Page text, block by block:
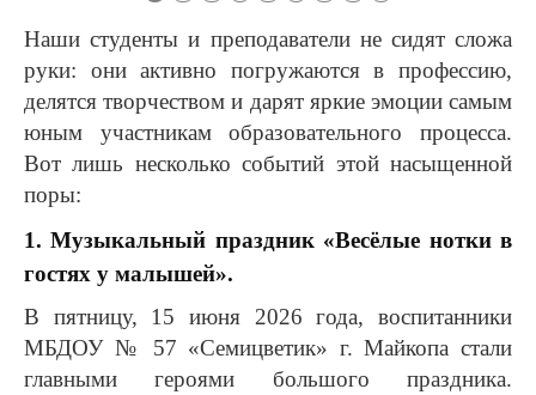
Наши студенты и преподаватели не сидят сложа
руки: они активно погружаются в профессию,
делятся творчеством и дарят яркие эмоции самым
юным участникам образовательного процесса.
Вот лишь несколько событий этой насыщенной
поры:
1. Музыкальный праздник «Весёлые нотки в
гостях у малышей».
В пятницу, 15 июня 2026 года, воспитанники
МБДОУ № 57 «Семицветик» г. Майкопа стали
главными героями большого праздника.